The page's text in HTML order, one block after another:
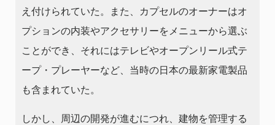
え付けられていた。また、カプセルのオーナーはオ
プションの内装やアクセサリーをメニューから選ぶ
ことができ、それにはテレビやオープンリール式テ
ープ・プレーヤーなど、当時の日本の最新家電製品
も含まれていた。
しかし、周辺の開発が進むにつれ、建物を管理する